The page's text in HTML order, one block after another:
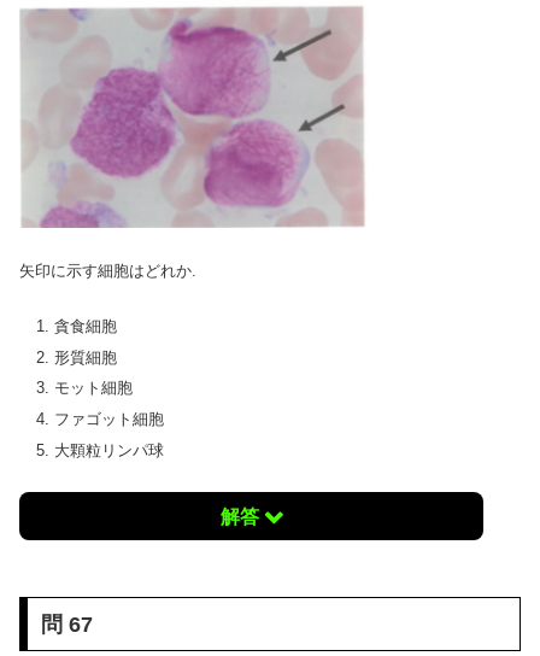
矢印に示す細胞はどれか.
貪食細胞
形質細胞
モット細胞
ファゴット細胞
大顆粒リンパ球
解答
問 67